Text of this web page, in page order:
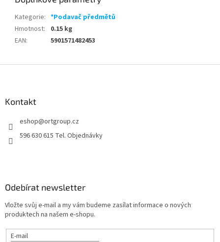
Kategorie: *Podavač předmětů
Hmotnost:
0.15 kg
EAN: 5901571482453
Kontakt
eshop@ortgroup.cz
596 630 615 Tel. Objednávky
Odebírat newsletter
Vložte svůj e-mail a my vám budeme zasílat informace o nových
produktech na našem e-shopu.
E-mail